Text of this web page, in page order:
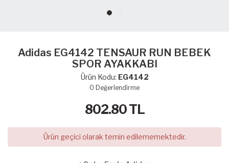
Adidas EG4142 TENSAUR RUN BEBEK
SPOR AYAKKABI
Ürün Kodu: EG4142
0 Değerlendirme
802.80TL
Ürün geçici olarak temin edilememektedir.